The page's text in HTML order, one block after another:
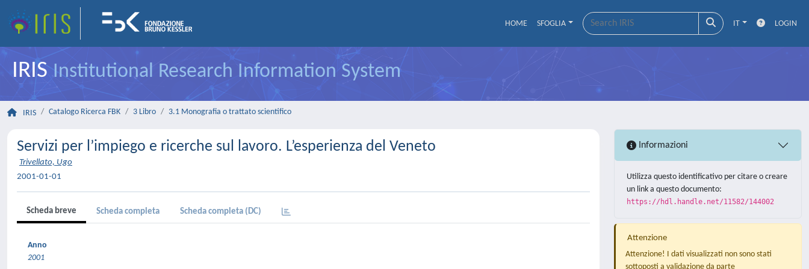
HOME SFOGLIA IT LOGIN
IRISInstitutional Research Information System
IRIS Catalogo Ricerca FBK 3 Libro 3.1 Monografia o trattato scientifico
Servizi per l’impiego e ricerche sul lavoro. L’esperienza del Veneto
Trivellato, Ugo
2001-01-01
Scheda breve Scheda completa Scheda completa (DC)
Anno
2001
Informazioni
Utilizza questo identificativo per citare o creare
un link a questo documento:
https://hdl.handle.net/11582/144002
Attenzione
Attenzione! I dati visualizzati non sono stati
sottoposti a validazione da parte